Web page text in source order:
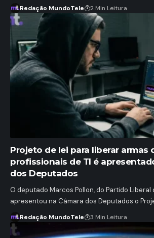
Redação MundoTele 2 Min Leitura
Projeto de lei para liberar armas
profissionais de TI é
dos Deputados
O deputado Marcos Pollon, do Partido Liberal
apresentou na Câmara dos Deputados o
Redação MundoTele 3 Min Leitura